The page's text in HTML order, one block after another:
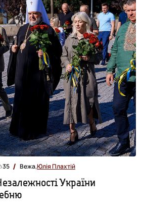
Вежа,Юлія Плахтій
України